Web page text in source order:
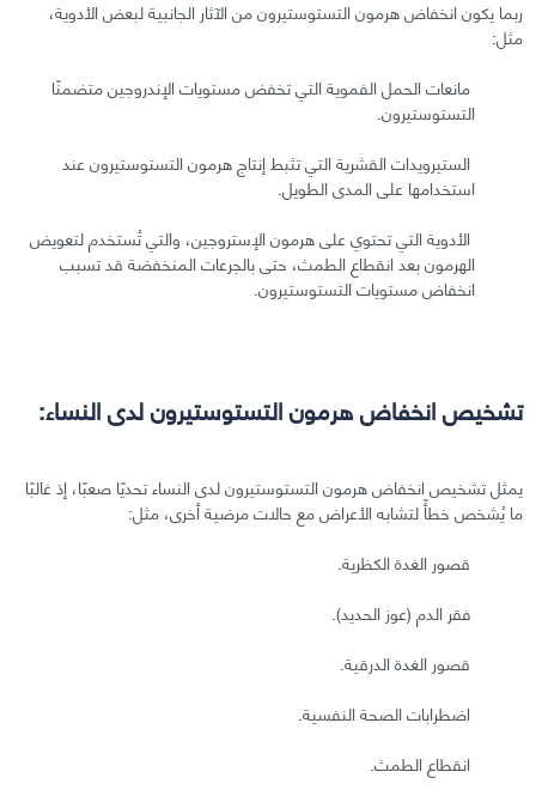
ربما يكون انخفاض هرمون التستوستيرون من الآثار الجانبية لبعض الأدوية،
مثل:
مانعات الحمل الفموية التي تخفض مستويات الإندروجين متضمنًا
التستوستيرون.
الستيرويدات القشرية التي تثبط إنتاج هرمون التستوستيرون عند
استخدامها على المدى الطويل.
الأدوية التي تحتوي على هرمون الإستروجين، والتي تُستخدم لتعويض
الهرمون بعد انقطاع الطمث، حتى بالجرعات المنخفضة قد تسبب
انخفاض مستويات التستوستيرون.
تشخيص انخفاض هرمون التستوستيرون لدى النساء:
يمثل تشخيص انخفاض هرمون التستوستيرون لدى النساء تحديًا صعبًا، إذ غالبًا
ما يُشخص خطأً لتشابه الأعراض مع حالات مرضية أخرى، مثل:
قصور الغدة الكظرية.
فقر الدم (عوز الحديد).
قصور الغدة الدرقية.
اضطرابات الصحة النفسية.
انقطاع الطمث.